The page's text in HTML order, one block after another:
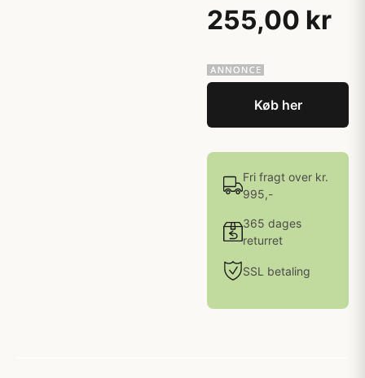
255,00 kr
Køb her
Fri fragt over kr.
995,-
365 dages
returret
SSL betaling